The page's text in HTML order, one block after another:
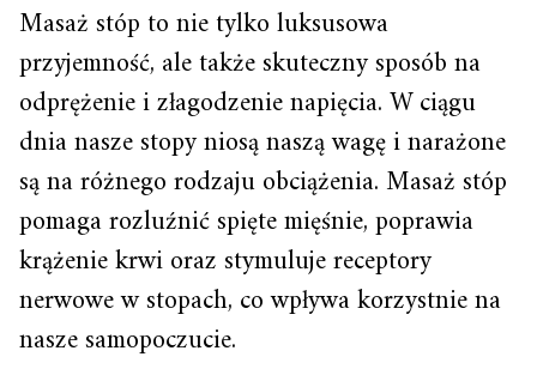
Masaż stóp to nie tylko luksusowa
przyjemność, ale także skuteczny sposób na
odprężenie i złagodzenie napięcia. W ciągu
dnia nasze stopy niosą naszą wagę i narażone
są na różnego rodzaju obciążenia. Masaż stóp
pomaga rozluźnić spięte mięśnie, poprawia
krążenie krwi oraz stymuluje receptory
nerwowe w stopach, co wpływa korzystnie na
nasze samopoczucie.